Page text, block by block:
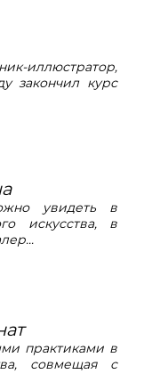
закончил курс
увидеть в
искусства, в
практиками в
совмещая с